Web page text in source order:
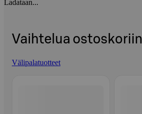
Ladataan...
Vaihtelua ostoskoriin
Välipalatuotteet